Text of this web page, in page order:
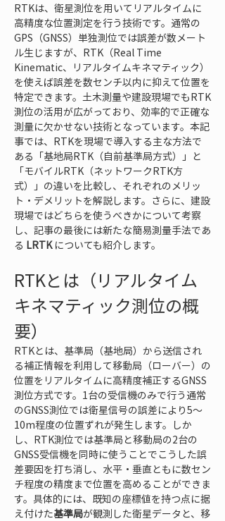
RTKは、衛星測位を用いてリアルタイムに
高精度な位置測定を行う技術です。通常の
GPS（GNSS）単独測位では誤差が数メート
ル生じますが、RTK（Real Time
Kinematic、リアルタイムキネマティック）
を使えば誤差を数センチ以内に抑えて位置を
特定できます。土木測量や建設現場でもRTK
測位の活用が広がっており、効率的で正確な
測量に欠かせない技術となっています。本記
事では、RTKを現場で導入する主な方法で
ある「基地局RTK（自前基準局方式）」と
「モバイルRTK（ネットワークRTK方
式）」の違いを比較し、それぞれのメリッ
ト・デメリットを解説します。さらに、建設
現場ではどちらを使うべきかについて考察
し、記事の最後には新たな簡易測量手法であ
る LRTK についても紹介します。
RTKとは（リアルタイム
キネマティック測位の概
要）
RTKとは、基準局（基地局）から送信され
る補正情報を利用して移動局（ローバー）の
位置をリアルタイムに高精度補正するGNSS
測位方式です。1台の受信機のみで行う通常
のGNSS測位では衛星信号の誤差により5～
10m程度の位置ずれが発生します。しか
し、RTK測位では基準局と移動局の2台の
GNSS受信機を同時に使うことでこうした誤
差要因を打ち消し、水平・垂直ともに数セン
チ程度の精度まで位置を高めることができま
す。具体的には、既知の座標値を持つ点に据
え付けた基準局が観測した衛星データと、移